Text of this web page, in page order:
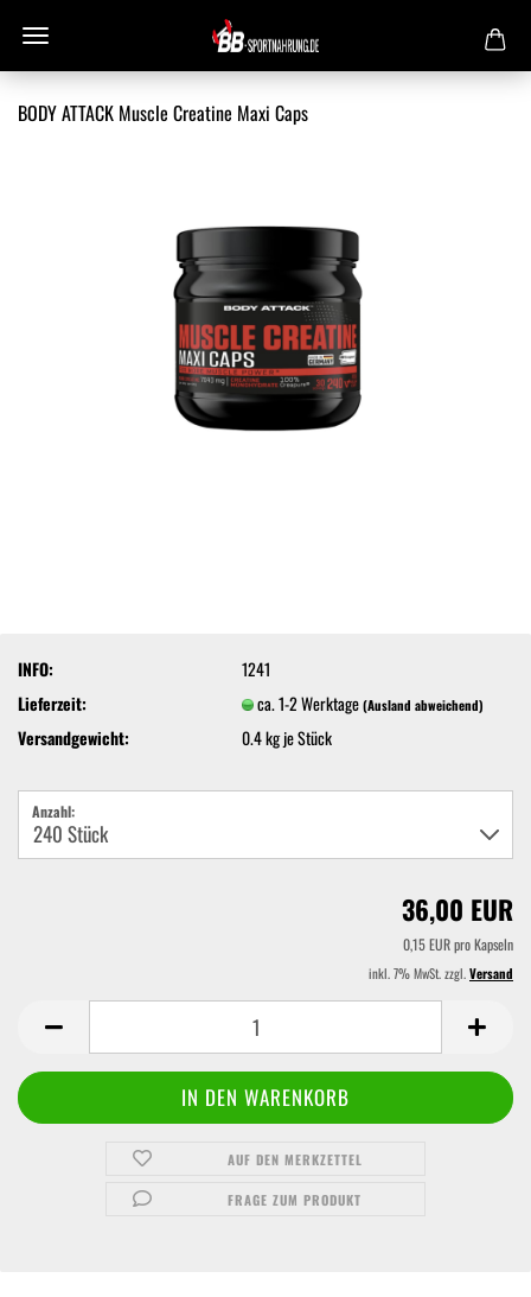
BODY ATTACK Muscle Creatine Maxi Caps
INFO:
1241
Lieferzeit:
ca. 1-2 Werktage(Ausland abweichend)
Versandgewicht: 0.4kg je Stück
Anzahl:
36,00 EUR
0,15 EUR pro Kapseln
inkl. 7% MwSt. zzgl.Versand
AUF DEN MERKZETTEL
FRAGE ZUM PRODUKT